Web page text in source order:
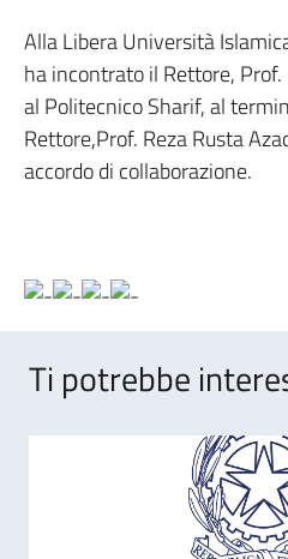
Alla Libera Università
ha incontrato il Rettore,
al Politecnico Sharif, al
Rettore,Prof. RezaRusta
accordo di collaborazione.
Ti potrebbe